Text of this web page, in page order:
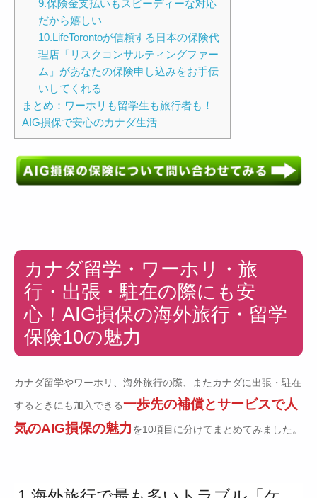
9.保険金支払いもスピーディーな対応
だから嬉しい
10.LifeTorontoが信頼する日本の保険代
理店「リスクコンサルティングファー
ム」があなたの保険申し込みをお手伝
いしてくれる
まとめ：ワーホリも留学生も旅行者も！
AIG損保で安心のカナダ生活
カナダ留学・ワーホリ・旅
行・出張・駐在の際にも安
心！AIG損保の海外旅行・留学
保険10の魅力
カナダ留学やワーホリ、海外旅行の際、またカナダに出張・駐在
するときにも加入できる一歩先の補償とサービスで人
気のAIG損保の魅力を10項目に分けてまとめてみました。